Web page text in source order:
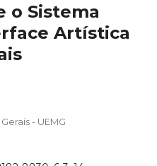
o Sistema
Artística
- UEMG